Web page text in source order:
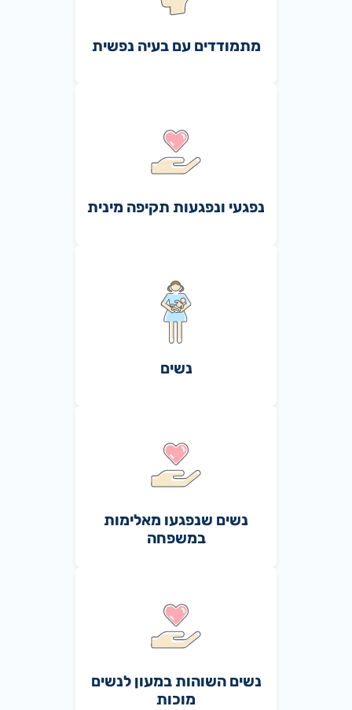
מתמודדים עם בעיה נפשית
נפגעי ונפגעות תקיפה מינית
נשים
נשים שנפגעו מאלימות
במשפחה
נשים השוהות במעון לנשים
מוכות